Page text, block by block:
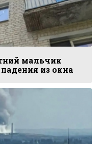
мальчик
из окна